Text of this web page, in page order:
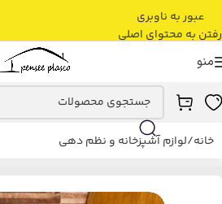
عبور به ناوبری
رفتن به محتوای اصلی
منو
خانه/لوازم آشپزخانه و نظم دهی